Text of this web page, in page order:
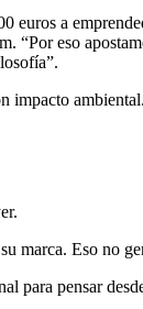
a
eso
impacto ambiental.
marca. Eso no
para pensar